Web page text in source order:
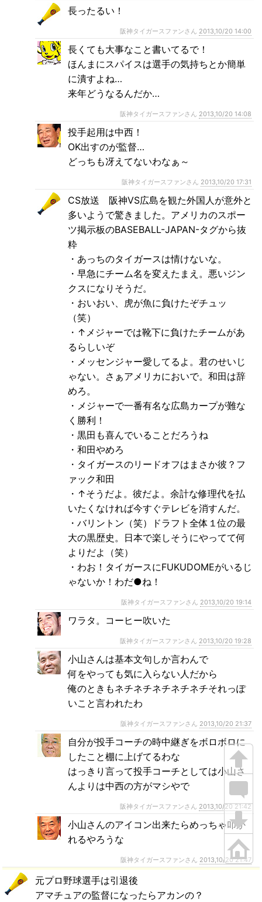
長ったるい！
阪神タイガースファンさん 2013,10/20 14:00
長くても大事なこと書いてるで！
ほんまにスパイスは選手の気持ちとか簡単
に潰すよね…
来年どうなるんだか…
阪神タイガースファンさん 2013,10/20 14:08
投手起用は中西！
OK出すのが監督…
どっちも冴えてないわなぁ～
阪神タイガースファンさん 2013,10/20 17:31
CS放送 阪神VS広島を観た外国人が意外と
多いようで驚きました。アメリカのスポー
ツ掲示板のBASEBALL-JAPAN-タグから抜
粋
・あっちのタイガースは情けないな。
・早急にチーム名を変えたまえ。悪いジン
クスになりそうだ。
・おいおい、虎が魚に負けたぞチュッ
（笑）
・↑メジャーでは靴下に負けたチームがあ
るらしいぞ
・メッセンジャー愛してるよ。君のせいじ
ゃない。さぁアメリカにおいで。和田は辞
めろ。
・メジャーで一番有名な広島カープが難な
く勝利！
・黒田も喜んでいることだろうね
・和田やめろ
・タイガースのリードオフはまさか彼？フ
ァック和田
・↑そうだよ。彼だよ。余計な修理代を払
いたくなければ今すぐテレビを消すんだ。
・バリントン（笑）ドラフト全体１位の最
大の黒歴史。日本で楽しそうにやってて何
よりだよ（笑）
・わお！タイガースにFUKUDOMEがいるじ
ゃないか！わだ●ね！
阪神タイガースファンさん 2013,10/20 19:14
ワラタ。コーヒー吹いた
阪神タイガースファンさん 2013,10/20 19:28
小山さんは基本文句しか言わんで
何をやっても気に入らない人だから
俺のときもネチネチネチネチネチそれっぽ
いこと言われたわ
阪神タイガースファンさん 2013,10/20 21:37
自分が投手コーチの時中継ぎをボロボロに
したこと棚に上げてるわな
はっきり言って投手コーチとしては小山さ
んよりは中西の方がマシやで
阪神タイガースファンさん 2013,10/20 21:42
小山さんのアイコン出来たらめっちゃ叩か
れるやろうな
阪神タイガースファンさん 2013,10/20 21:47
元プロ野球選手は引退後
アマチュアの監督になったらアカンの？